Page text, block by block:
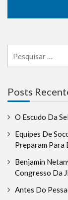
por:
Posts
O Escudo Da
Equipes De
Preparam Para
Benjamin
Congresso Da
Antes Do